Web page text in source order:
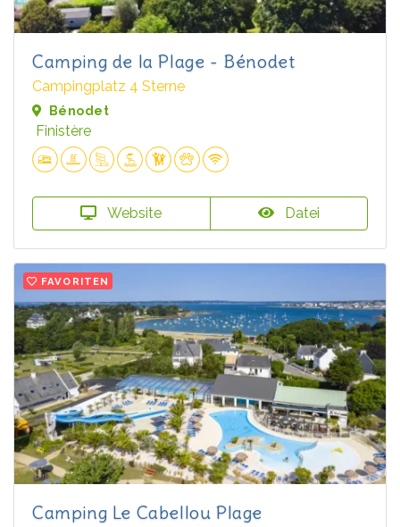
Camping de la Plage - Bénodet
Campingplatz 4 Sterne
Bénodet
Finistère
Website Datei
FAVORITEN
Camping Le Cabellou Plage